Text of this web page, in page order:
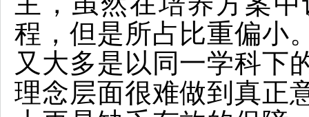
程，但是所占比重偏小
又大多是以同一学科下
理念层面很难做到真正